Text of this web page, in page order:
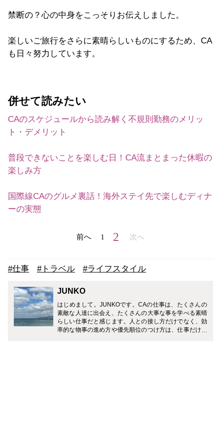
禁断の？心の中身をこっそりお伝えしました。
楽しいご旅行をさらに素晴らしいものにするため、CA
も日々努力しています。
併せて読みたい
CAのスケジュールから読み解く不規則勤務のメリッ
ト・デメリット
普段できないことを楽しむ日！CA流まとまった休暇の
楽しみ方
国際線CAのグルメ裏話！海外ステイ先で楽しむディナ
ーの実態
前へ 1 2 次へ
#仕事 #トラベル #ライフスタイル
JUNKO
はじめまして。JUNKOです。CAの仕事は、たくさんの
素敵な人達に出会え、たくさんの大事な事を学べる素晴
らしい仕事だと感じます。人との接し方だけでなく、効
率的な物事の進め方や優先順位のつけ方は、仕事だけで